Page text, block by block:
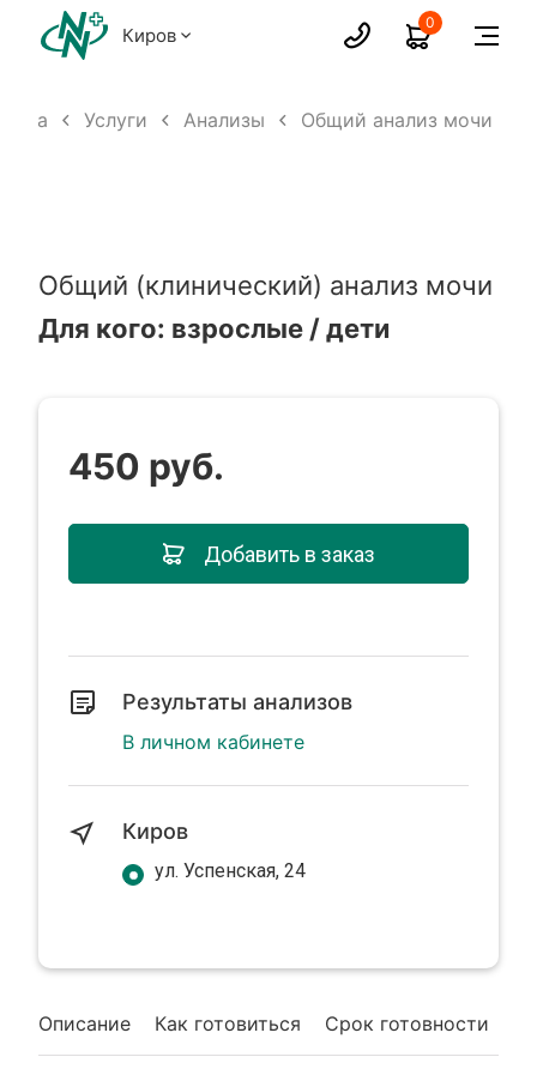
Киров
0
Услуги Анализы Общий анализ мочи
Общий (клинический) анализ мочи
Для кого: взрослые / дети
Описание Как готовиться Срок готовности
450 руб.
Добавить в заказ
Результаты анализов
В личном кабинете
Киров
ул. Успенская, 24